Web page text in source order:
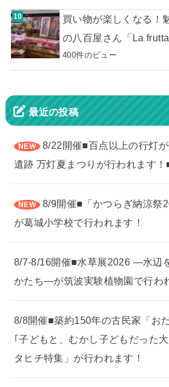
買い物が楽しくなる！
の八百屋さん「La frutta
400件のビュー
最近の投稿
8/22開催■百点以上の行灯
遺跡 万灯夏まつりが行われます
8/9開催■「かつらぎ納涼祭
が葛城小学校で行われます！
8/7-8/16開催■水草展2026 ―水辺
かたち―が筑波実験植物園で行わ
8/8開催■築約150年の古民家「お
｢子どもと、むかし子どもだった
タヒチ特集」が行われます！